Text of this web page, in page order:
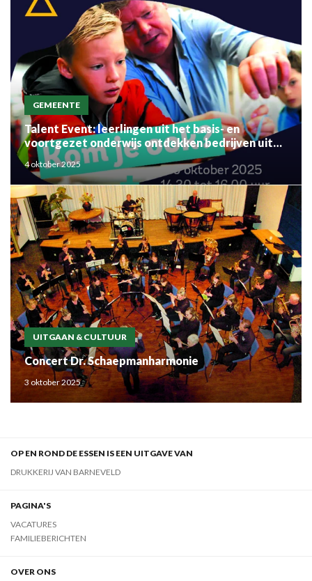
GEMEENTE
Talent Event: leerlingen uit het basis- en
voortgezet onderwijs ontdekken bedrijven uit
de regio
4 oktober 2025
UITGAAN & CULTUUR
Concert Dr. Schaepmanharmonie
3 oktober 2025
OP EN ROND DE ESSEN IS EEN UITGAVE VAN
DRUKKERIJ VAN BARNEVELD
PAGINA'S
VACATURES
FAMILIEBERICHTEN
OVER ONS